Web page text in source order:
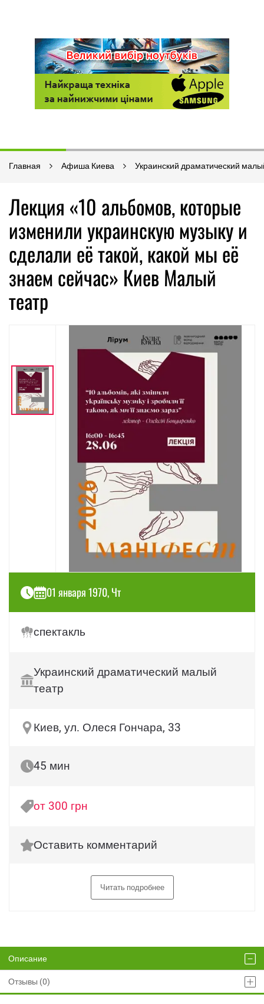
Главная Афиша Киева Украинский драматический
Лекция «10 альбомов, которые
изменили украинскую музыку и
сделали её такой, какой мы её
знаем сейчас» Киев Малый
театр
01 января 1970, Чт
спектакль
Украинский драматический малый
театр
Киев, ул. Олеся Гончара, 33
45 мин
от 300 грн
Оставить комментарий
Читать подробнее
Описание
Отзывы (0)